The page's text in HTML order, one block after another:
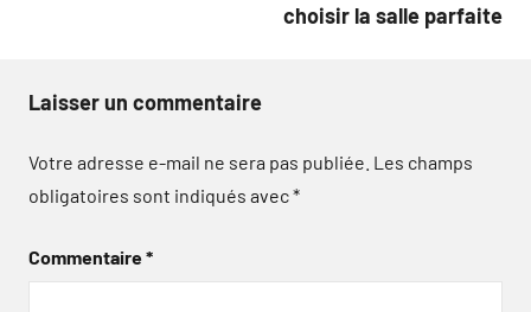
choisir la salle parfaite
Laisser un commentaire
Votre adresse e-mail ne sera pas publiée. Les champs
obligatoires sont indiqués avec*
Commentaire*